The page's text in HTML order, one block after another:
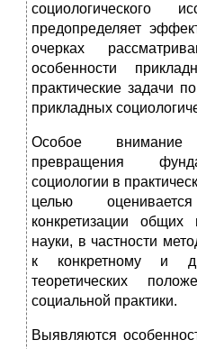
социологического
предопределяет
очерках
особенности
практические задачи
прикладных
Особое внимание
превращения
социологии в
целью
конкретизации общих
науки, в частности
к конкретному и
теоретических
социальной практики.
Выявляются